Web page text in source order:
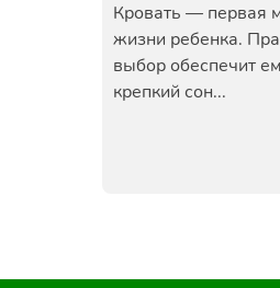
Кровать — первая
жизни ребенка.
выбор обеспечит
крепкий сон...